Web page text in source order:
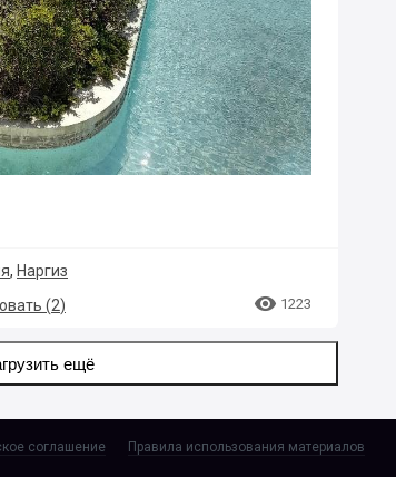
, Наргиз
(2)  1223
ещё
соглашение Правила использования материалов